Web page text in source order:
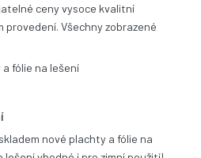
ceny vysoce kvalitní
Všechny zobrazené
nové plachty a fólie na